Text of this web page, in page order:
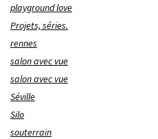
playground love
Projets, séries.
rennes
salon avec vue
salon avec vue
Séville
Silo
souterrain